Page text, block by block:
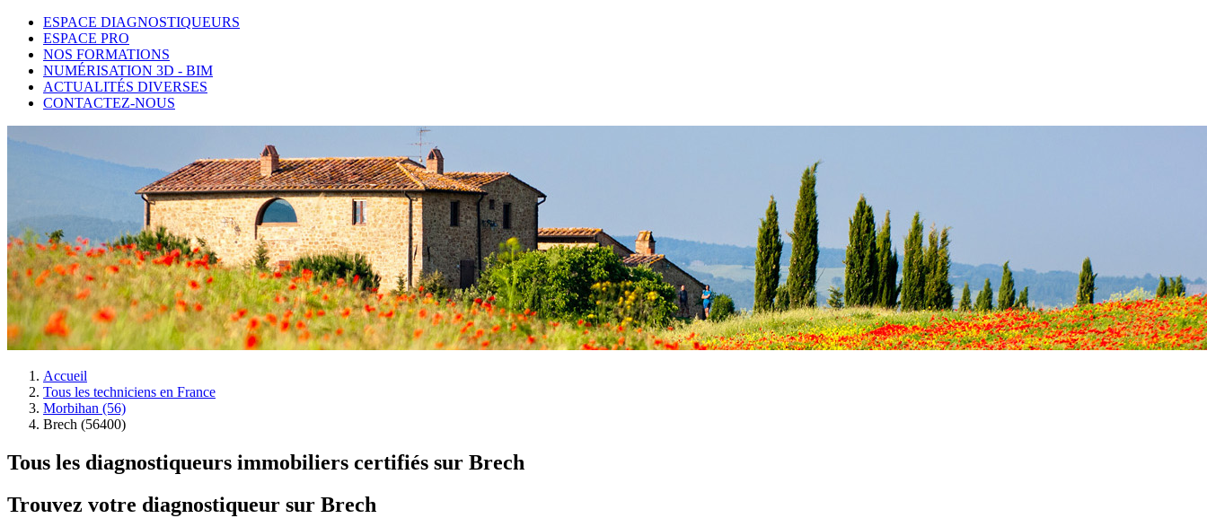
ESPACE DIAGNOSTIQUEURS
ESPACE PRO
NOS FORMATIONS
NUMÉRISATION 3D - BIM
ACTUALITÉS DIVERSES
CONTACTEZ-NOUS
Accueil
Tous les techniciens en France
Morbihan (56)
Brech (56400)
Tous les diagnostiqueurs immobiliers certifiés sur Brech
Trouvez votre diagnostiqueur sur Brech